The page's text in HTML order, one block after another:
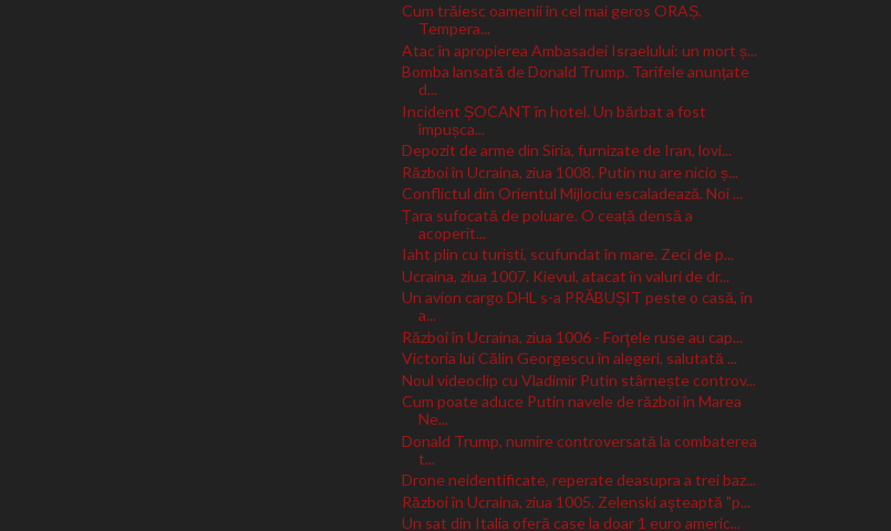
Cum trăiesc oamenii în cel mai geros ORAȘ.
Tempera...
Atac în apropierea Ambasadei Israelului: un mort ș...
Bomba lansată de Donald Trump. Tarifele anunțate
d...
Incident ȘOCANT în hotel. Un bărbat a fost
împușca...
Depozit de arme din Siria, furnizate de Iran, lovi...
Război în Ucraina, ziua 1008. Putin nu are nicio ș...
Conflictul din Orientul Mijlociu escaladează. Noi ...
Țara sufocată de poluare. O ceață densă a
acoperit...
Iaht plin cu turiști, scufundat în mare. Zeci de p...
Ucraina, ziua 1007. Kievul, atacat în valuri de dr...
Un avion cargo DHL s-a PRĂBUȘIT peste o casă, în
a...
Război în Ucraina, ziua 1006 - Forţele ruse au cap...
Victoria lui Călin Georgescu în alegeri, salutată ...
Noul videoclip cu Vladimir Putin stârnește controv...
Cum poate aduce Putin navele de război în Marea
Ne...
Donald Trump, numire controversată la combaterea
t...
Drone neidentificate, reperate deasupra a trei baz...
Război în Ucraina, ziua 1005. Zelenski aşteaptă "p...
Un sat din Italia oferă case la doar 1 euro americ...